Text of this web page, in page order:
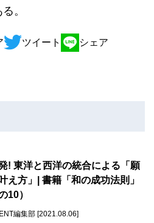
。
ツイート シェア
! 東洋と西洋の統合による「願
え方」| 書籍「和の成功法則」
10）
編集部 [2021.08.06]